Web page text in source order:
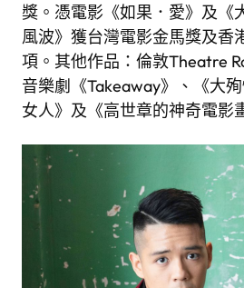
獎。憑電影《如果．愛》及《
風波》獲台灣電影金馬獎及香
項。其他作品：倫敦Theatre
音樂劇《Takeaway》、《大
女人》及《高世章的神奇電影